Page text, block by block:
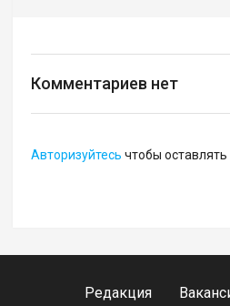
Комментариев нет
Авторизуйтесь чтобы
Редакция